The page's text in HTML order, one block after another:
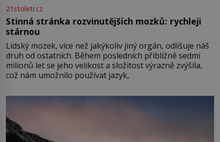
21stoleti.cz
Stinná stránka rozvinutějších mozků: rychleji
stárnou
Lidský mozek, více než jakýkoliv jiný orgán, odlišuje náš
druh od ostatních. Během posledních přibližně sedmi
milionů let se jeho velikost a složitost výrazně zvýšila,
což nám umožnilo používat jazyk,